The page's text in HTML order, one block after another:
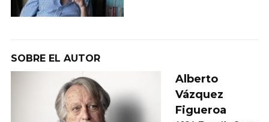
SOBRE EL AUTOR
Alberto
Vázquez
Figueroa